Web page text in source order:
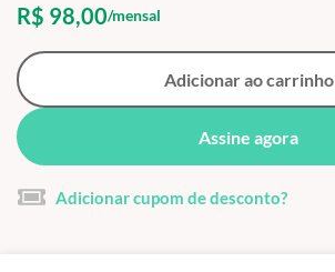
R$ 98,00/mensal
Adicionar ao carrinho
Assine agora
Adicionar cupom de desconto?